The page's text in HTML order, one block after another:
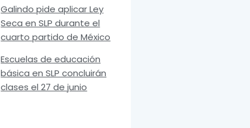
Galindo pide aplicar Ley
Seca en SLP durante el
cuarto partido de México
Escuelas de educación
básica en SLP concluirán
clases el 27 de junio